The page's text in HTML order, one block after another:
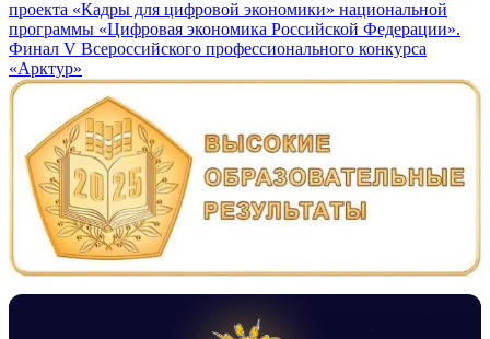
проекта «Кадры для цифровой экономики» национальной
программы «Цифровая экономика Российской Федерации».
Финал V Всероссийского профессионального конкурса
«Арктур»